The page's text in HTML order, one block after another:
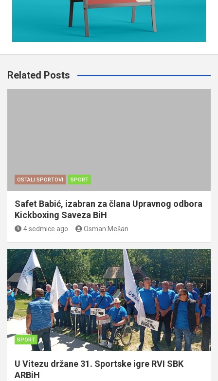
Related Posts
OSTALI SPORTOVI SPORT
Safet Babić, izabran za člana Upravnog odbora
Kickboxing Saveza BiH
4 sedmice ago Osman Mešan
SPORT
U Vitezu držane 31. Sportske igre RVI SBK
ARBiH